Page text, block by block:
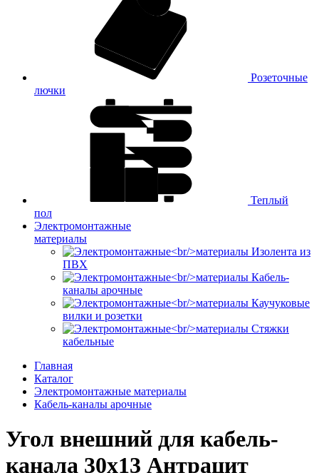
Розеточные
лючки
Теплый
пол
Электромонтажные
материалы
Изолента из
ПВХ
Кабель-
каналы арочные
Каучуковые
вилки и розетки
Стяжки
кабельные
Главная
Каталог
Электромонтажные материалы
Кабель-каналы арочные
Угол внешний для кабель-
канала 30х13 Антрацит